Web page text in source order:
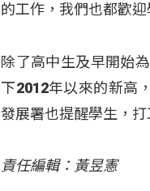
的工作，我們也都歡
除了高中生及早開始
下2012年以來的新高
發展署也提醒學生，
責任編輯：黃昱憲